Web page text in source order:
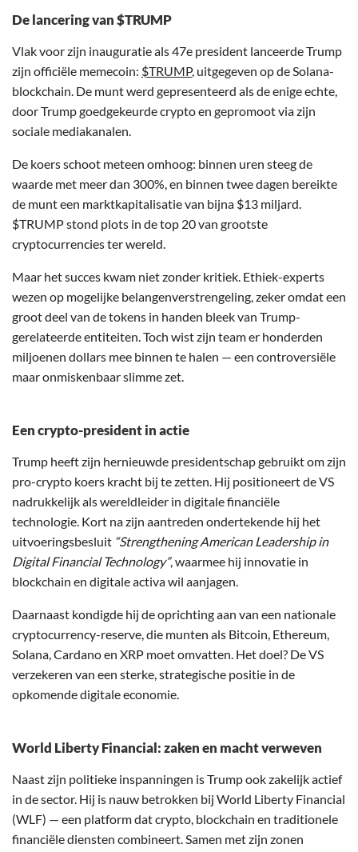
De lancering van $TRUMP
Vlak voor zijn inauguratie als 47e president lanceerde Trump
zijn officiële memecoin: $TRUMP, uitgegeven op de Solana-
blockchain. De munt werd gepresenteerd als de enige echte,
door Trump goedgekeurde crypto en gepromoot via zijn
sociale mediakanalen.
De koers schoot meteen omhoog: binnen uren steeg de
waarde met meer dan 300%, en binnen twee dagen bereikte
de munt een marktkapitalisatie van bijna $13 miljard.
$TRUMP stond plots in de top 20 van grootste
cryptocurrencies ter wereld.
Maar het succes kwam niet zonder kritiek. Ethiek-experts
wezen op mogelijke belangenverstrengeling, zeker omdat een
groot deel van de tokens in handen bleek van Trump-
gerelateerde entiteiten. Toch wist zijn team er honderden
miljoenen dollars mee binnen te halen — een controversiële
maar onmiskenbaar slimme zet.
Een crypto-president in actie
Trump heeft zijn hernieuwde presidentschap gebruikt om zijn
pro-crypto koers kracht bij te zetten. Hij positioneert de VS
nadrukkelijk als wereldleider in digitale financiële
technologie. Kort na zijn aantreden ondertekende hij het
uitvoeringsbesluit “Strengthening American Leadership in
Digital Financial Technology”, waarmee hij innovatie in
blockchain en digitale activa wil aanjagen.
Daarnaast kondigde hij de oprichting aan van een nationale
cryptocurrency-reserve, die munten als Bitcoin, Ethereum,
Solana, Cardano en XRP moet omvatten. Het doel? De VS
verzekeren van een sterke, strategische positie in de
opkomende digitale economie.
World Liberty Financial: zaken en macht verweven
Naast zijn politieke inspanningen is Trump ook zakelijk actief
in de sector. Hij is nauw betrokken bij World Liberty Financial
(WLF) — een platform dat crypto, blockchain en traditionele
financiële diensten combineert. Samen met zijn zonen